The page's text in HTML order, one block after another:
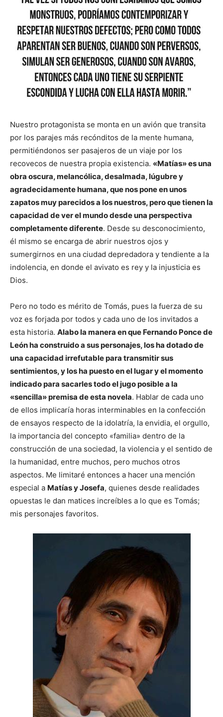
Nuestro protagonista se monta en un avión que transita
por los parajes más recónditos de la mente humana,
permitiéndonos ser pasajeros de un viaje por los
recovecos de nuestra propia existencia. «Matías» es una
obra oscura, melancólica, desalmada, lúgubre y
agradecidamente humana, que nos pone en unos
zapatos muy parecidos a los nuestros, pero que tienen la
capacidad de ver el mundo desde una perspectiva
completamente diferente. Desde su desconocimiento,
él mismo se encarga de abrir nuestros ojos y
sumergirnos en una ciudad depredadora y tendiente a la
indolencia, en donde el avivato es rey y la injusticia es
Dios.
Pero no todo es mérito de Tomás, pues la fuerza de su
voz es forjada por todos y cada uno de los invitados a
esta historia. Alabo la manera en que Fernando Ponce de
León ha construido a sus personajes, los ha dotado de
una capacidad irrefutable para transmitir sus
sentimientos, y los ha puesto en el lugar y el momento
indicado para sacarles todo el jugo posible a la
«sencilla» premisa de esta novela. Hablar de cada uno
de ellos implicaría horas interminables en la confección
de ensayos respecto de la idolatría, la envidia, el orgullo,
la importancia del concepto «familia» dentro de la
construcción de una sociedad, la violencia y el sentido de
la humanidad, entre muchos, pero muchos otros
aspectos. Me limitaré entonces a hacer una mención
especial a Matías y Josefa, quienes desde realidades
opuestas le dan matices increíbles a lo que es Tomás;
mis personajes favoritos.